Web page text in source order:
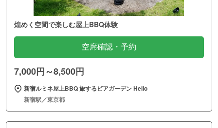
煌めく空間で楽しむ屋上BBQ体験
空席確認・予約
7,000円～8,500円
新宿ルミネ屋上BBQ 旅するビアガーデン Hello
新宿駅／東京都